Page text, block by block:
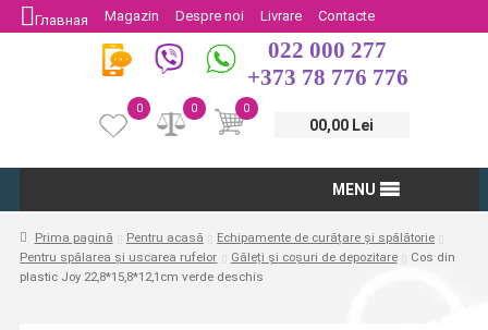
Главная Magazin Despre noi Livrare
Contacte
Protectia Consumatorului
Întoarcere
022 000 277
+373 78 776 776
0
00,00 Lei
0
0
MENU
Prima pagină Pentru acasă
Echipamente de curățare și spălătorie
Pentru spălarea și uscarea rufelor
Găleți și coșuri de depozitare
Cos din
plastic Joy 22,8*15,8*12,1сm verde deschis